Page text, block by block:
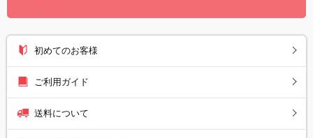
初めてのお客様
ご利用ガイド
送料について